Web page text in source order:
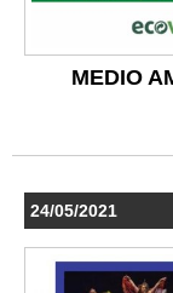
MEDIO
24/05/2021